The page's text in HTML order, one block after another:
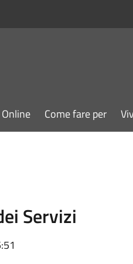
Come fare per
Servizi